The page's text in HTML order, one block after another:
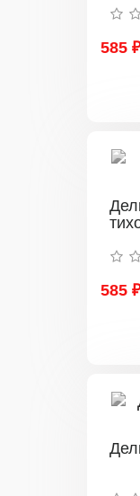
585 ₽
585 ₽